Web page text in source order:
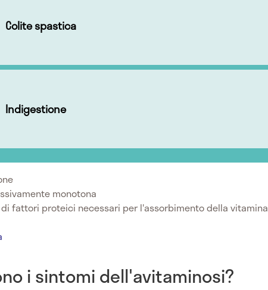
Colite spastica
Indigestione
monotona
fattori proteici necessari per l'assorbimento della vitamina
i sintomi dell'avitaminosi?